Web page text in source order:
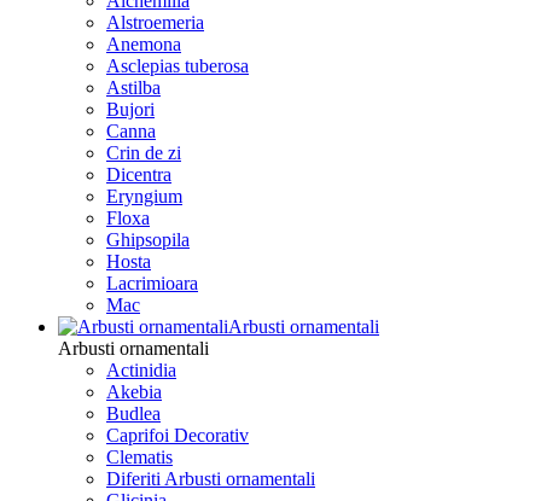
Alstroemeria
Anemona
Asclepias tuberosa
Astilba
Bujori
Canna
Crin de zi
Dicentra
Eryngium
Floxa
Ghipsopila
Hosta
Lacrimioara
Mac
Arbusti ornamentali
Arbusti ornamentali
Actinidia
Akebia
Budlea
Caprifoi Decorativ
Clematis
Diferiti Arbusti ornamentali